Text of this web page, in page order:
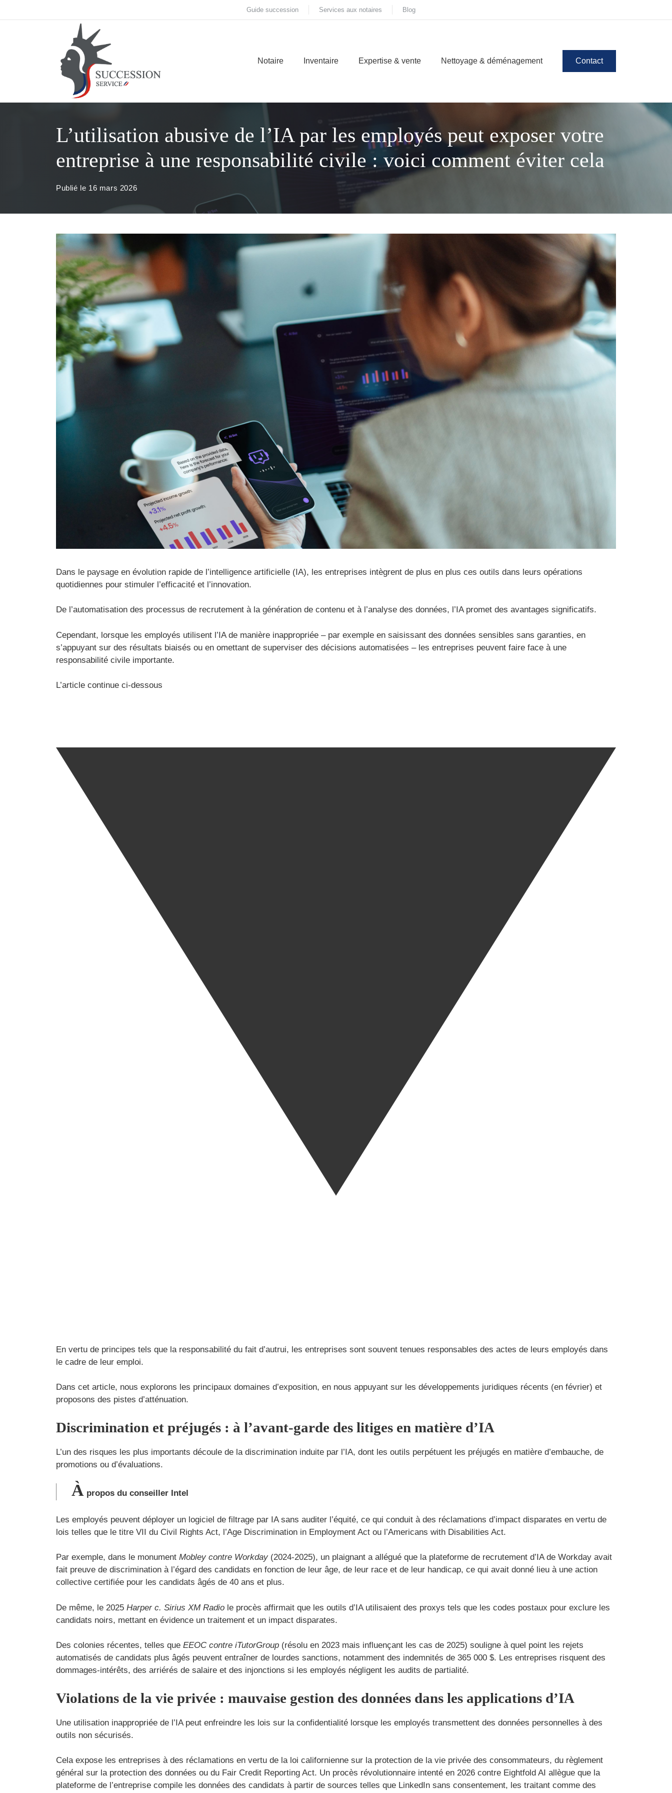
au
Guide succession Services aux notaires Blog
Notaire Inventaire Expertise & vente Nettoyage & déménagement Contact
L’utilisation abusive de l’IA par les employés peut exposer votre
entreprise à une responsabilité civile : voici comment éviter cela
Publié le 16 mars 2026
Dans le paysage en évolution rapide de l’intelligence artificielle (IA), les entreprises intègrent de plus en plus ces outils dans leurs opérations
quotidiennes pour stimuler l’efficacité et l’innovation.
De l’automatisation des processus de recrutement à la génération de contenu et à l’analyse des données, l’IA promet des avantages significatifs.
Cependant, lorsque les employés utilisent l’IA de manière inappropriée – par exemple en saisissant des données sensibles sans garanties, en
s’appuyant sur des résultats biaisés ou en omettant de superviser des décisions automatisées – les entreprises peuvent faire face à une
responsabilité civile importante.
L’article continue ci-dessous
En vertu de principes tels que la responsabilité du fait d’autrui, les entreprises sont souvent tenues responsables des actes de leurs employés dans
le cadre de leur emploi.
Dans cet article, nous explorons les principaux domaines d’exposition, en nous appuyant sur les développements juridiques récents (en février) et
proposons des pistes d’atténuation.
Discrimination et préjugés : à l’avant-garde des litiges en matière d’IA
L’un des risques les plus importants découle de la discrimination induite par l’IA, dont les outils perpétuent les préjugés en matière d’embauche, de
promotions ou d’évaluations.
À propos du conseiller Intel
Les employés peuvent déployer un logiciel de filtrage par IA sans auditer l’équité, ce qui conduit à des réclamations d’impact disparates en vertu de
lois telles que le titre VII du Civil Rights Act, l’Age Discrimination in Employment Act ou l’Americans with Disabilities Act.
Par exemple, dans le monument Mobley contre Workday (2024-2025), un plaignant a allégué que la plateforme de recrutement d’IA de Workday avait
fait preuve de discrimination à l’égard des candidats en fonction de leur âge, de leur race et de leur handicap, ce qui avait donné lieu à une action
collective certifiée pour les candidats âgés de 40 ans et plus.
De même, le 2025 Harper c. Sirius XM Radio le procès affirmait que les outils d’IA utilisaient des proxys tels que les codes postaux pour exclure les
candidats noirs, mettant en évidence un traitement et un impact disparates.
Des colonies récentes, telles que EEOC contre iTutorGroup (résolu en 2023 mais influençant les cas de 2025) souligne à quel point les rejets
automatisés de candidats plus âgés peuvent entraîner de lourdes sanctions, notamment des indemnités de 365 000 $. Les entreprises risquent des
dommages-intérêts, des arriérés de salaire et des injonctions si les employés négligent les audits de partialité.
Violations de la vie privée : mauvaise gestion des données dans les applications d’IA
Une utilisation inappropriée de l’IA peut enfreindre les lois sur la confidentialité lorsque les employés transmettent des données personnelles à des
outils non sécurisés.
Cela expose les entreprises à des réclamations en vertu de la loi californienne sur la protection de la vie privée des consommateurs, du règlement
général sur la protection des données ou du Fair Credit Reporting Act. Un procès révolutionnaire intenté en 2026 contre Eightfold AI allègue que la
plateforme de l’entreprise compile les données des candidats à partir de sources telles que LinkedIn sans consentement, les traitant comme des